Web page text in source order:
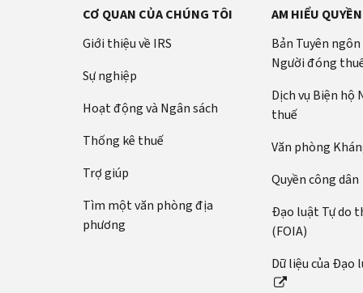
CƠ QUAN CỦA CHÚNG TÔI
Giới thiệu về IRS
Sự nghiệp
Hoạt động và Ngân sách
Thống kê thuế
Trợ giúp
Tìm một văn phòng địa
phương
AM HIỂU
Bản Tuyên ngôn
Người đóng
Dịch vụ Biện hộ
thuế
Văn phòng
Quyền công dân
Đạo luật Tự do
(FOIA)
Dữ liệu của Đạo